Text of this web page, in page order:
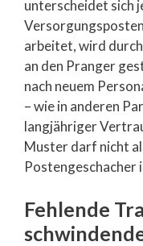
unterscheidet sich
arbeitet, wird
an den Pranger
nach neuem
– wie in anderen
langjähriger
Muster darf nicht
Postengeschacher
Fehlende